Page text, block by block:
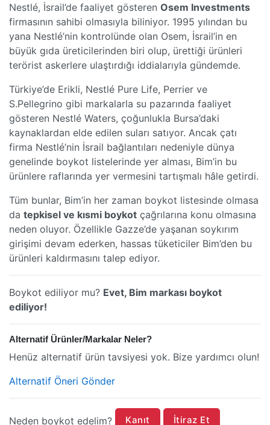
Nestlé, İsrail’de faaliyet gösteren Osem Investments
firmasının sahibi olmasıyla biliniyor. 1995 yılından bu
yana Nestlé’nin kontrolünde olan Osem, İsrail’in en
büyük gıda üreticilerinden biri olup, ürettiği ürünleri
terörist askerlere ulaştırdığı iddialarıyla gündemde.
Türkiye’de Erikli, Nestlé Pure Life, Perrier ve
S.Pellegrino gibi markalarla su pazarında faaliyet
gösteren Nestlé Waters, çoğunlukla Bursa’daki
kaynaklardan elde edilen suları satıyor. Ancak çatı
firma Nestlé’nin İsrail bağlantıları nedeniyle dünya
genelinde boykot listelerinde yer alması, Bim’in bu
ürünlere raflarında yer vermesini tartışmalı hâle getirdi.
Tüm bunlar, Bim’in her zaman boykot listesinde olmasa
da tepkisel ve kısmi boykot çağrılarına konu olmasına
neden oluyor. Özellikle Gazze’de yaşanan soykırım
girişimi devam ederken, hassas tüketiciler Bim’den bu
ürünleri kaldırmasını talep ediyor.
Boykot ediliyor mu? Evet, Bim markası boykot
ediliyor!
Alternatif Ürünler/Markalar Neler?
Henüz alternatif ürün tavsiyesi yok. Bize yardımcı olun!
Alternatif Öneri Gönder
Neden boykot edelim? Kanıt İtiraz Et